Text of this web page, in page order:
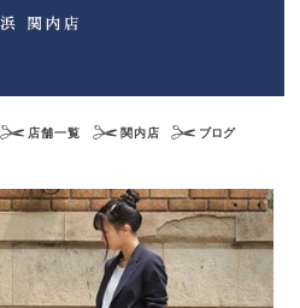
店舗一覧 関内店 ブログ